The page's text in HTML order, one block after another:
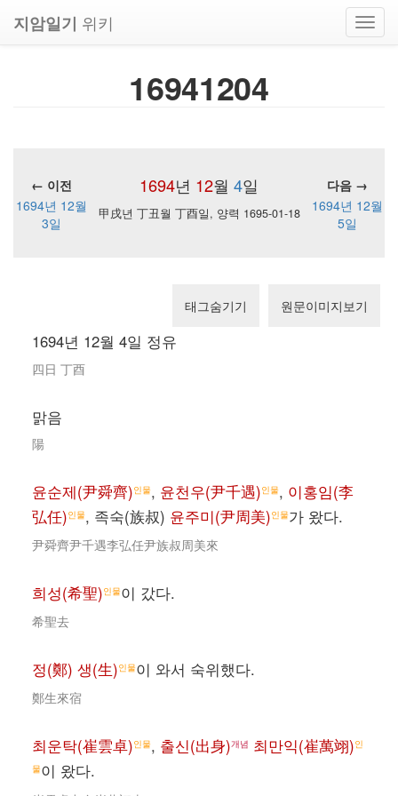
지암일기 위키
16941204
1694년 12월 4일
← 이전
다음 →
1694년 12월
3일
甲戌년 丁丑월 丁酉일, 양력 1695-01-18
1694년 12월
5일
태그숨기기 원문이미지보기
1694년 12월 4일 정유
四日 丁酉
맑음
陽
윤순제(尹舜齊)인물, 윤천우(尹千遇)인물, 이홍임(李
弘任)인물, 족숙(族叔) 윤주미(尹周美)인물가 왔다.
尹舜齊尹千遇李弘任尹族叔周美來
희성(希聖)인물이 갔다.
希聖去
정(鄭) 생(生)인물이 와서 숙위했다.
鄭生來宿
최운탁(崔雲卓)인물, 출신(出身)개념 최만익(崔萬翊)인
물이 왔다.